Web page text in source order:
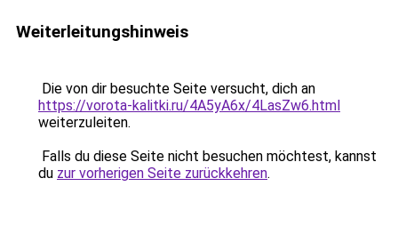
Weiterleitungshinweis
Die von dir besuchte Seite versucht, dich an
https://vorota-kalitki.ru/4A5yA6x/4LasZw6.html
weiterzuleiten.
Falls du diese Seite nicht besuchen möchtest, kannst
du zur vorherigen Seite zurückkehren.